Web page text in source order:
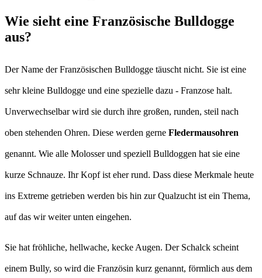
Wie sieht eine Französische Bulldogge
aus?
Der Name der Französischen Bulldogge täuscht nicht. Sie ist eine
sehr kleine Bulldogge und eine spezielle dazu - Franzose halt.
Unverwechselbar wird sie durch ihre großen, runden, steil nach
oben stehenden Ohren. Diese werden gerne Fledermausohren
genannt. Wie alle Molosser und speziell Bulldoggen hat sie eine
kurze Schnauze. Ihr Kopf ist eher rund. Dass diese Merkmale heute
ins Extreme getrieben werden bis hin zur Qualzucht ist ein Thema,
auf das wir weiter unten eingehen.
Sie hat fröhliche, hellwache, kecke Augen. Der Schalck scheint
einem Bully, so wird die Französin kurz genannt, förmlich aus dem